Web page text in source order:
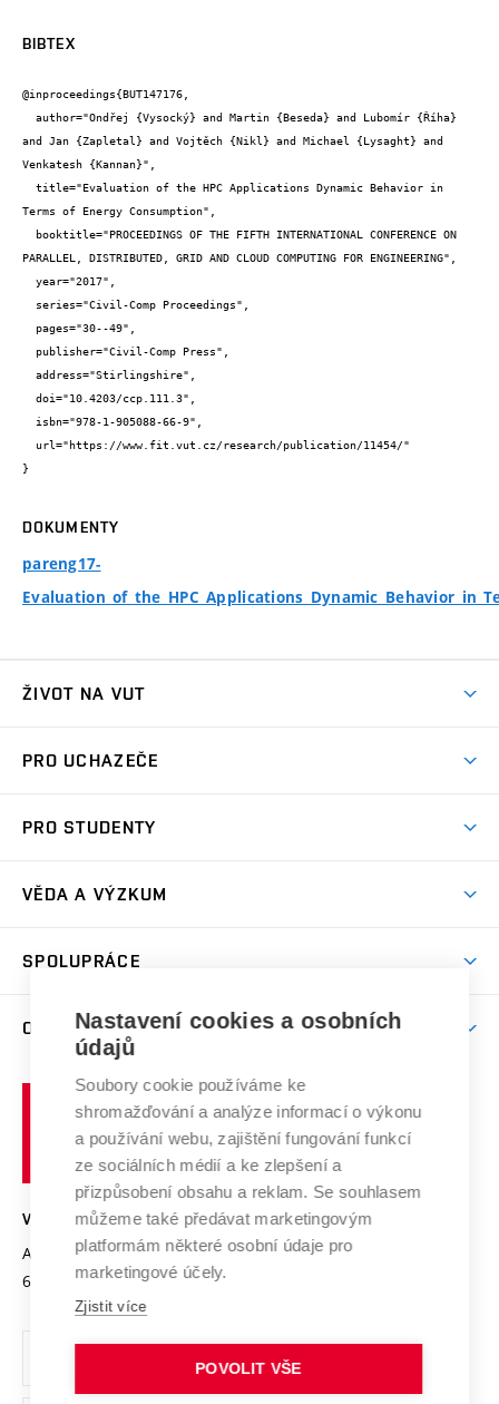
BIBTEX
@inproceedings{BUT147176,
and Jan {Zapletal} and Vojtěch {Nikl} and Michael {Lysaght} and
Venkatesh {Kannan}",
Terms of Energy Consumption",
PARALLEL, DISTRIBUTED, GRID AND CLOUD COMPUTING FOR ENGINEERING",
}
DOKUMENTY
pareng17-
ŽIVOT NA VUT
Koleje
Sport na VUT
PRO UCHAZEČE
Dny otevřených dveří
Celoživotní vzdělávání
E-přihláška
PRO STUDENTY
Harmonogram akademického roku
Závěrečné práce
Doktorské studium
Zpracování osobních údajů studentů
Sociální bezpečí
Studium bez bariér
Podpora podnikání
VĚDA A VÝZKUM
Mezinárodní vědecká rada
Systém zajišťování kvality výzkumu
Výzkumné infrastruktury
Transfer znalostí
Open Science
Projekty
Projekty ze strukturálních fondů
Specifický výzkum
SPOLUPRÁCE
Firemní spolupráce
Zahraniční spolupráce
Spolupráce se školami
Mezinárodní dohody
Univerzitní sítě
O UNIVERZITĚ
Profil univerzity
Udržitelná univerzita
Podnikavá univerzita / ContriBUTe
Bezpečná univerzita
Vyznamenání
Organizační struktura
Ochrana osobních údajů
učení
technické
Brně
VYSOKÉ UČENÍ TECHNICKÉ V BRNĚ
Antonínská 548/1
602 00 Brno
www.vut.cz
vut@vutbr.cz
Nastavení cookies a osobních
údajů
Soubory cookie používáme ke
shromažďování a analýze informací o výkonu
a používání webu, zajištění fungování funkcí
ze sociálních médií a ke zlepšení a
přizpůsobení obsahu a reklam. Se souhlasem
můžeme také předávat marketingovým
platformám některé osobní údaje pro
marketingové účely.
Zjistit více
POVOLIT VŠE